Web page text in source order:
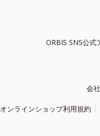
ORBIS SNS公式
会
オンラインショップ利用規約